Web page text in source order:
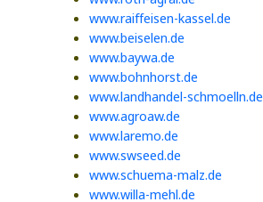
www.raiffeisen-kassel.de
www.beiselen.de
www.baywa.de
www.bohnhorst.de
www.landhandel-schmoelln.de
www.agroaw.de
www.laremo.de
www.swseed.de
www.schuema-malz.de
www.willa-mehl.de